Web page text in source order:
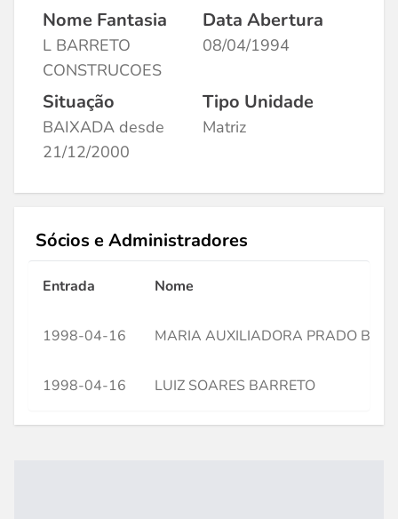
Nome Fantasia
L BARRETO
CONSTRUCOES
Data Abertura
08/04/1994
Situação
BAIXADA desde
21/12/2000
Tipo Unidade
Matriz
Sócios e Administradores
Entrada Nome
1998-04-16 MARIA AUXILIADORA PRADO
1998-04-16 LUIZ SOARES BARRETO